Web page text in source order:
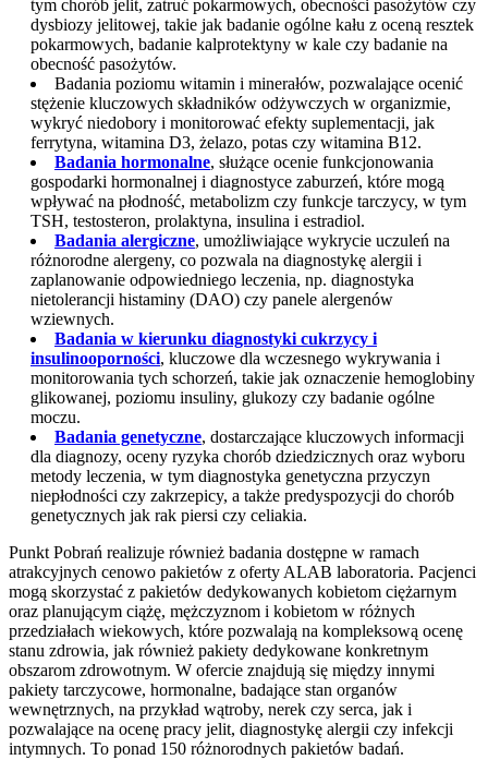
tym chorób jelit, zatruć pokarmowych, obecności pasożytów czy
dysbiozy jelitowej, takie jak badanie ogólne kału z oceną resztek
pokarmowych, badanie kalprotektyny w kale czy badanie na
obecność pasożytów.
Badania poziomu witamin i minerałów, pozwalające ocenić
stężenie kluczowych składników odżywczych w organizmie,
wykryć niedobory i monitorować efekty suplementacji, jak
ferrytyna, witamina D3, żelazo, potas czy witamina B12.
Badania hormonalne, służące ocenie funkcjonowania
gospodarki hormonalnej i diagnostyce zaburzeń, które mogą
wpływać na płodność, metabolizm czy funkcje tarczycy, w tym
TSH, testosteron, prolaktyna, insulina i estradiol.
Badania alergiczne, umożliwiające wykrycie uczuleń na
różnorodne alergeny, co pozwala na diagnostykę alergii i
zaplanowanie odpowiedniego leczenia, np. diagnostyka
nietolerancji histaminy (DAO) czy panele alergenów
wziewnych.
Badania w kierunku diagnostyki cukrzycy i
insulinooporności, kluczowe dla wczesnego wykrywania i
monitorowania tych schorzeń, takie jak oznaczenie hemoglobiny
glikowanej, poziomu insuliny, glukozy czy badanie ogólne
moczu.
Badania genetyczne, dostarczające kluczowych informacji
dla diagnozy, oceny ryzyka chorób dziedzicznych oraz wyboru
metody leczenia, w tym diagnostyka genetyczna przyczyn
niepłodności czy zakrzepicy, a także predyspozycji do chorób
genetycznych jak rak piersi czy celiakia.
Punkt Pobrań realizuje również badania dostępne w ramach
atrakcyjnych cenowo pakietów z oferty ALAB laboratoria. Pacjenci
mogą skorzystać z pakietów dedykowanych kobietom ciężarnym
oraz planującym ciążę, mężczyznom i kobietom w różnych
przedziałach wiekowych, które pozwalają na kompleksową ocenę
stanu zdrowia, jak również pakiety dedykowane konkretnym
obszarom zdrowotnym. W ofercie znajdują się między innymi
pakiety tarczycowe, hormonalne, badające stan organów
wewnętrznych, na przykład wątroby, nerek czy serca, jak i
pozwalające na ocenę pracy jelit, diagnostykę alergii czy infekcji
intymnych. To ponad 150 różnorodnych pakietów badań.